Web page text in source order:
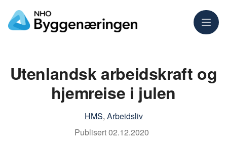
Meny
Utenlandsk arbeidskraft og
hjemreise i julen
HMS, Arbeidsliv
Publisert02.12.2020